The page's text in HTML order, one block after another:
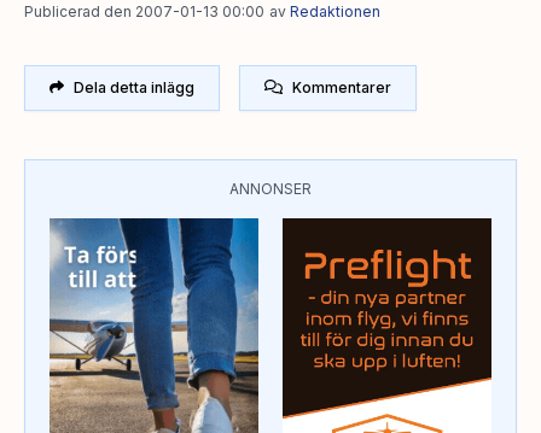
Publicerad den 2007-01-13 00:00 av Redaktionen
Dela detta inlägg Kommentarer
ANNONSER